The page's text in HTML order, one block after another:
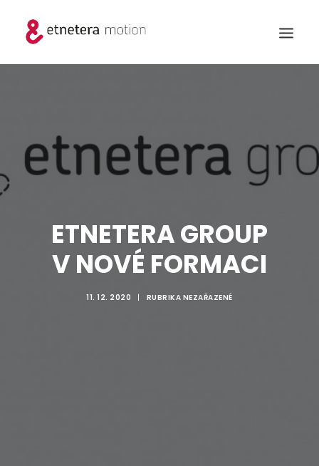
ETNETERA GROUP
V NOVÉ FORMACI
11. 12. 2020 | RUBRIKA NEZAŘAZENÉ